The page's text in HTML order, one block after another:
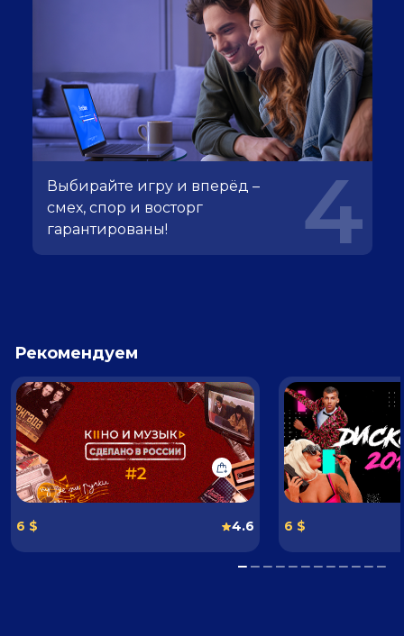
Выбирайте игру и вперёд –
смех, спор и восторг
гарантированы!
4
Рекомендуем
6 $ 4.6 6 $